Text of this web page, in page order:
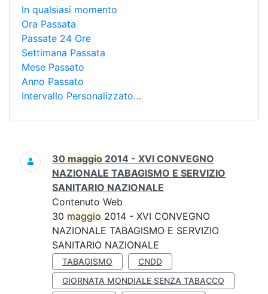
In qualsiasi momento
Ora Passata
Passate 24 Ore
Settimana Passata
Mese Passato
Anno Passato
Intervallo Personalizzato…
Ricerca
30 maggio 2014 - XVI CONVEGNO
NAZIONALE TABAGISMO E SERVIZIO
SANITARIO NAZIONALE
Contenuto Web
30 maggio 2014 - XVI CONVEGNO
NAZIONALE TABAGISMO E SERVIZIO
SANITARIO NAZIONALE
TABAGISMO
CNDD
GIORNATA MONDIALE SENZA TABACCO